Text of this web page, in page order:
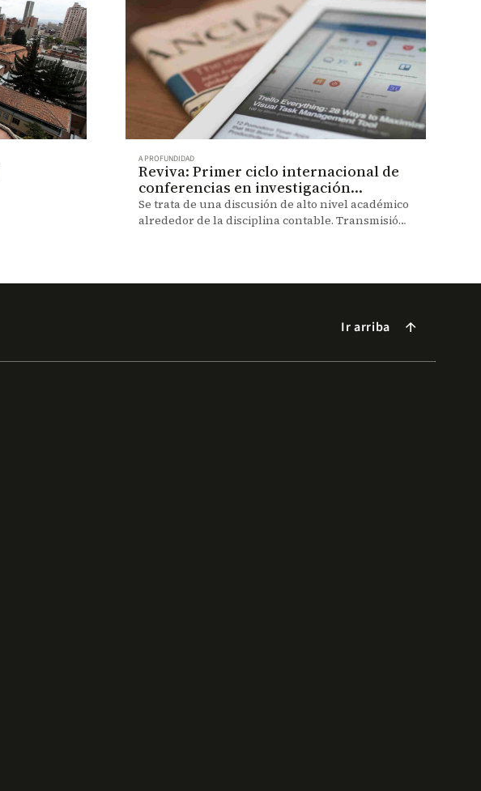
A PROFUNDIDAD
Reviva: Primer ciclo internacional de
conferencias en investigación
contable
Se trata de una discusión de alto nivel académico
alrededor de la disciplina contable. Transmisión
Ir arriba arrow_forward